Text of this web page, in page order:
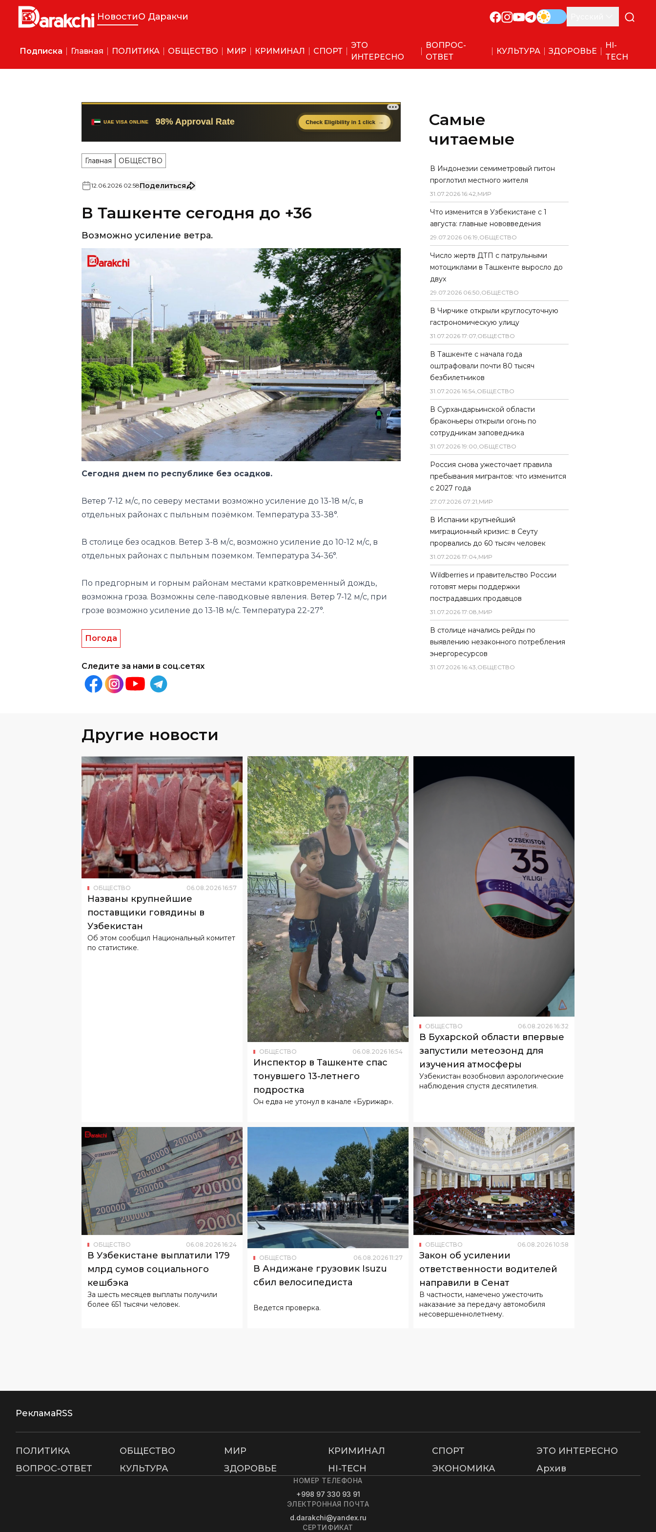
НовостиО Даракчи
Подписка Главная ПОЛИТИКА ОБЩЕСТВО МИР КРИМИНАЛ СПОРТ
ЭТО
ИНТЕРЕСНО
ВОПРОС-
ОТВЕТ
КУЛЬТУРА ЗДОРОВЬЕ
HI-
TECH
Главная ОБЩЕСТВО
В Ташкенте сегодня до +36
Сегодня днем по республике без осадков.
Ветер 7-12 м/с, по северу местами возможно усиление до 13-18 м/с, в
отдельных районах с пыльным позёмком. Температура 33-38°.
В столице без осадков. Ветер 3-8 м/с, возможно усиление до 10-12 м/с, в
отдельных районах с пыльным поземком. Температура 34-36°.
По предгорным и горным районам местами кратковременный дождь,
возможна гроза. Возможны селе-паводковые явления. Ветер 7-12 м/с, при
Погода
Самые
читаемые
В Индонезии семиметровый питон
проглотил местного жителя
31.07.2026 16:42,МИР
Что изменится в Узбекистане с 1
августа: главные нововведения
29.07.2026 06:19,ОБЩЕСТВО
Число жертв ДТП с патрульными
мотоциклами в Ташкенте выросло до
двух
29.07.2026 06:50,ОБЩЕСТВО
В Чирчике открыли круглосуточную
гастрономическую улицу
31.07.2026 17:07,ОБЩЕСТВО
В Ташкенте с начала года
оштрафовали почти 80 тысяч
безбилетников
31.07.2026 16:54,ОБЩЕСТВО
В Сурхандарьинской области
браконьеры открыли огонь по
сотрудникам заповедника
31.07.2026 19:00,ОБЩЕСТВО
Россия снова ужесточает правила
пребывания мигрантов: что изменится
с 2027 года
27.07.2026 07:21,МИР
В Испании крупнейший
миграционный кризис: в Сеуту
прорвались до 60 тысяч человек
31.07.2026 17:04,МИР
Wildberries и правительство России
готовят меры поддержки
пострадавших продавцов
31.07.2026 17:08,МИР
В столице начались рейды по
выявлению незаконного потребления
энергоресурсов
31.07.2026 16:43,ОБЩЕСТВО
ОБЩЕСТВО 06.08.2026 16: 57
Названы крупнейшие
поставщики говядины в
Узбекистан
Об этом сообщил Национальный комитет
по статистике.
ОБЩЕСТВО 06 08 . 2026 16:54
Инспектор в Ташкенте спас
тонувшего 13-летнего
подростка
Он едва не утонул в канале «Бурижар».
16
В Бухарской области впервые
запустили метеозонд для
изучения атмосферы
Узбекистан возобновил аэрологические
наблюдения спустя десятилетия.
ОБЩЕСТВО 06.08.2026 16:24
В Узбекистане выплатили 179
млрд сумов социального
кешбэка
За шесть месяцев выплаты получили
более 651 тысячи человек.
ОБЩЕСТВО 06.08.2026 11:27
В Андижане грузовик Isuzu
сбил велосипедиста
Ведется проверка.
ОБЩЕСТВО 06.08.2026 10:58
Закон об усилении
ответственности водителей
направили в Сенат
В частности, намечено ужесточить
наказание за передачу автомобиля
несовершеннолетнему.
РекламаRSS
ПОЛИТИКА ОБЩЕСТВО МИР КРИМИНАЛ СПОРТ
ЭТО ИНТЕРЕСНО
ВОПРОС-ОТВЕТ
КУЛЬТУРА ЗДОРОВЬЕ HI-TECH ЭКОНОМИКА Архив
НОМЕР ТЕЛЕФОНА
+998 97 330 93 91
ЭЛЕКТРОННАЯ ПОЧТА
d.darakchi@yandex.ru
СЕРТИФИКАТ